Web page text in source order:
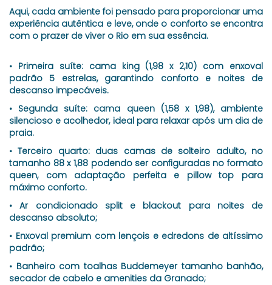
Aqui, cada ambiente foi pensado para proporcionar uma
experiência autêntica e leve, onde o conforto se encontra
com o prazer de viver o Rio em sua essência.
• Primeira suíte: cama king (1,98 x 2,10) com enxoval
padrão 5 estrelas, garantindo conforto e noites de
descanso impecáveis.
• Segunda suíte: cama queen (1,58 x 1,98), ambiente
silencioso e acolhedor, ideal para relaxar após um dia de
praia.
• Terceiro quarto: duas camas de solteiro adulto, no
tamanho 88 x 1,88 podendo ser configuradas no formato
queen, com adaptação perfeita e pillow top para
máximo conforto.
• Ar condicionado split e blackout para noites de
descanso absoluto;
• Enxoval premium com lençois e edredons de altíssimo
padrão;
• Banheiro com toalhas Buddemeyer tamanho banhão,
secador de cabelo e amenities da Granado;